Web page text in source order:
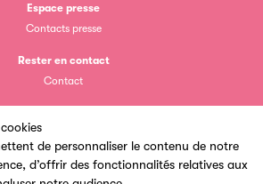
de personnaliser le contenu de notre
d’offrir des fonctionnalités relatives aux
Espace presse
Contacts presse
Rester en contact
Contact
Un site du
de la lecture
voix haute gratuit et ouvert à tous les